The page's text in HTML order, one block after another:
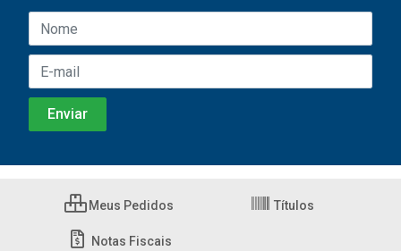
Meus Pedidos Títulos
Notas Fiscais